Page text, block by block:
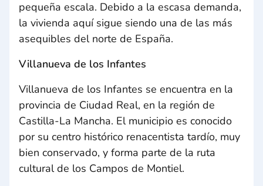
pequeña escala. Debido a la escasa demanda,
la vivienda aquí sigue siendo una de las más
asequibles del norte de España.
Villanueva de los Infantes
Villanueva de los Infantes se encuentra en la
provincia de Ciudad Real, en la región de
Castilla-La Mancha. El municipio es conocido
por su centro histórico renacentista tardío, muy
bien conservado, y forma parte de la ruta
cultural de los Campos de Montiel.